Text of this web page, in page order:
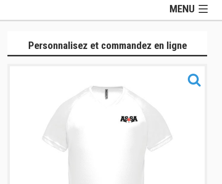
MENU
Gamme Training
Personnalisez et commandez en ligne